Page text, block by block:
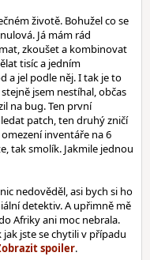
životě. Bohužel co se
Já mám rád
zkoušet a kombinovat
tisíc a jedním
a jel podle něj. I tak je to
jsem nestíhal, občas
na bug. Ten první
patch, ten druhý zničí
inventáře na 6
tak smolík. Jakmile jednou
nedověděl, asi bych si ho
detektiv. A upřimně mě
Afriky ani moc nebrala.
jste se chytili v případu
.